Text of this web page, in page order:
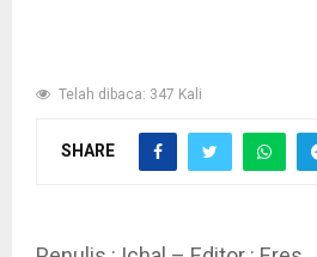
Telah dibaca: 347 Kali
SHARE